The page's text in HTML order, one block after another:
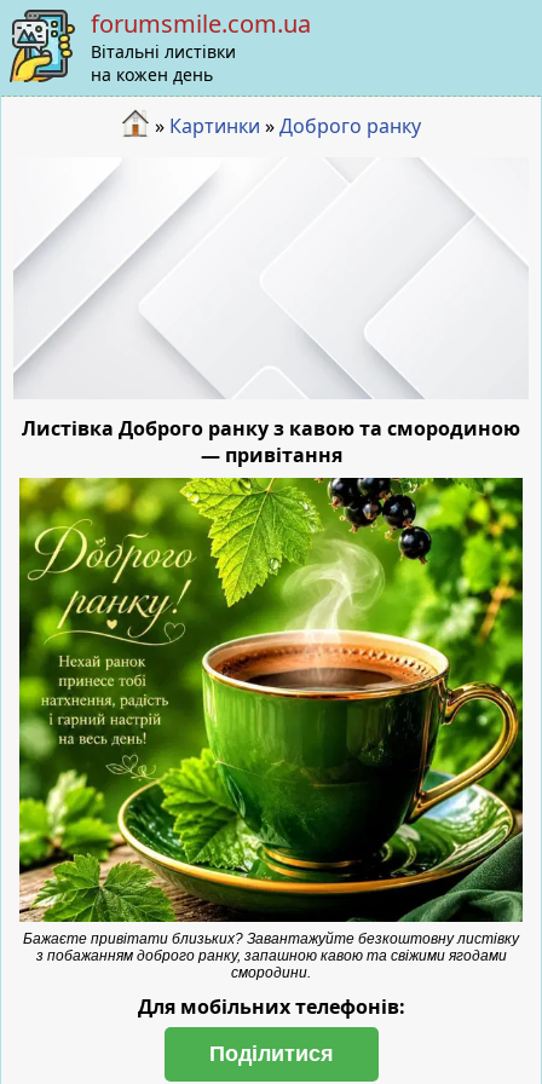
forumsmile.com.ua
Вітальні листівки
на кожен день
» Картинки »Доброго ранку
Листівка Доброго ранку з кавою та смородиною
— привітання
Бажаєте привітати близьких? Завантажуйте безкоштовну листівку
з побажанням доброго ранку, запашною кавою та свіжими ягодами
смородини.
Для мобільних телефонів:
Поділитися